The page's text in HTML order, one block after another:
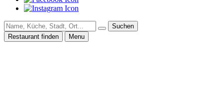
Suchen
Restaurant finden
Menu